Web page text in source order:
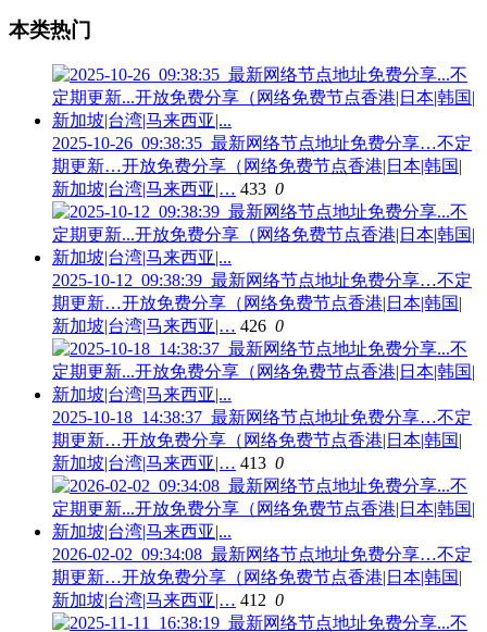
本类热门
2025-10-26_09:38:35_最新网络节点地址免费分享…不定
期更新…开放免费分享（网络免费节点香港|日本|韩国|
新加坡|台湾|马来西亚|… 433 0
2025-10-12_09:38:39_最新网络节点地址免费分享…不定
期更新…开放免费分享（网络免费节点香港|日本|韩国|
新加坡|台湾|马来西亚|… 426 0
2025-10-18_14:38:37_最新网络节点地址免费分享…不定
期更新…开放免费分享（网络免费节点香港|日本|韩国|
新加坡|台湾|马来西亚|… 413 0
2026-02-02_09:34:08_最新网络节点地址免费分享…不定
期更新…开放免费分享（网络免费节点香港|日本|韩国|
新加坡|台湾|马来西亚|… 412 0